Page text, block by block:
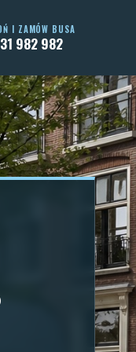
I ZAMÓW BUSA
982 982